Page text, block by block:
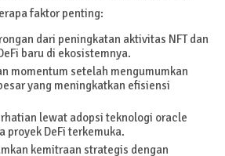
faktor penting:
dari peningkatan aktivitas NFT dan
baru di ekosistemnya.
momentum setelah mengumumkan
yang meningkatkan efisiensi
lewat adopsi teknologi oracle
proyek DeFi terkemuka.
kemitraan strategis dengan